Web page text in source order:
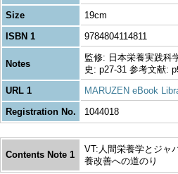
Size
19cm
ISBN 1
9784804114811
Notes
監修: 日本栄養実践科
史: p27-31 参考文献:
URL 1
MARUZEN eBook
Registration No.
1044018
Contents Note 1
VT:人間栄養学とジャ
養改善への道のり